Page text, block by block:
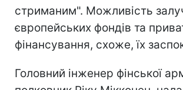
стриманим". Можливість
європейських фондів та
фінансування, схоже, їх
Головний інженер фінської